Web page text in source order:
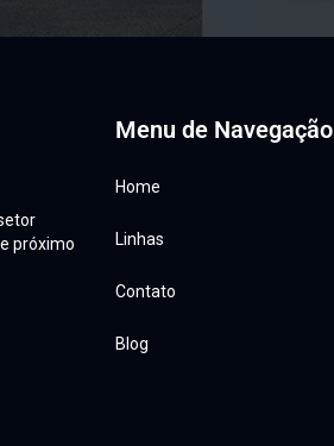
próximo
Menu de Navegação
Home
Linhas
Contato
Blog